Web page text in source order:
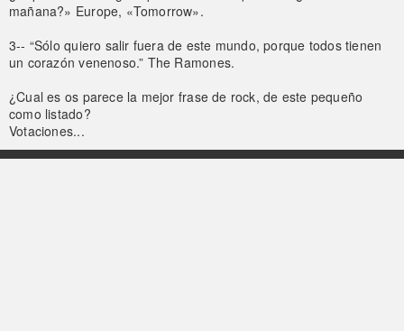
mañana?» Europe, «Tomorrow».
3-- “Sólo quiero salir fuera de este mundo, porque todos tienen
un corazón venenoso.” The Ramones.
¿Cual es os parece la mejor frase de rock, de este pequeño
como listado?
Votaciones...